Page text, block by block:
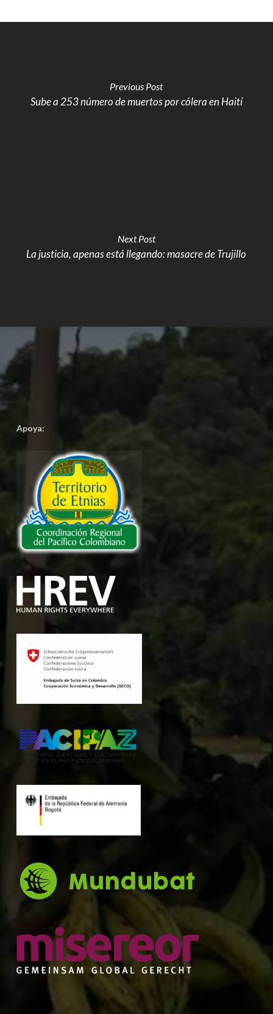
Previous Post
Sube a 253 número de muertos por cólera en Haití
Next Post
La justicia, apenas está llegando: masacre de Trujillo
Apoya: